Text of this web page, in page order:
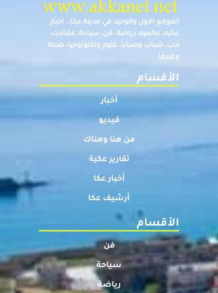
الموقع الاول والوحيد في مدينة عكا… اخبار
عكيه، عالميه، رياضة، فن، سياحة، مقالات،
ادب، شباب وصبايا، علوم وتكنولوجيا، صحة
وغيرها
الأقسام
أخبار
فيديو
من هنا وهناك
تقارير عكية
أخبار عكا
أرشيف عكا
الأقسام
فن
سياحة
رياضة